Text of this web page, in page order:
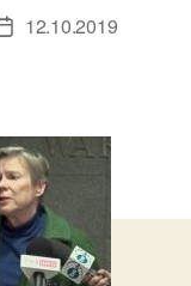
Дата12.10.2019